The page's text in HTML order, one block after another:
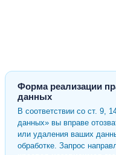
Форма реализации
данных
В соответствии со ст. 9,
данных» вы вправе
или удаления ваших
обработке. Запрос